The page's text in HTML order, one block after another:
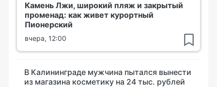
Камень Лжи, широкий пляж и закрытый
променад: как живет курортный
Пионерский
вчера, 12:00
В Калининграде мужчина пытался вынести
из магазина косметику на 24 тыс. рублей